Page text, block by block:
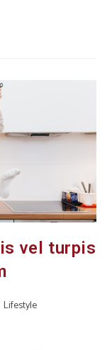
vel turpis
Lifestyle